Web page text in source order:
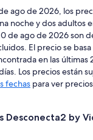
ago de 2026, los
noche y dos adultos
de ago de 2026 son
El precio se
en las últimas
Los precios están
fechas para ver
Desconecta2 by